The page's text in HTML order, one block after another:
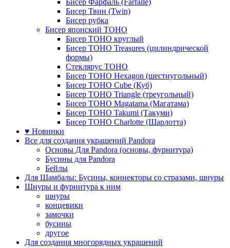
Бисер Фарфаль (Farfalle)
Бисер Твин (Twin)
Бисер рубка
Бисер японский TOHO
Бисер TOHO круглый
Бисер TOHO Treasures (цилиндрической
формы)
Стеклярус TOHO
Бисер TOHO Hexagon (шестиугольный)
Бисер TOHO Cube (Куб)
Бисер TOHO Triangle (треугольный)
Бисер TOHO Magatama (Магатама)
Бисер TOHO Takumi (Такуми)
Бисер TOHO Charlotte (Шарлотта)
♥ Новинки
Все для создания украшений Pandora
Основы Для Pandora (основы, фурнитура)
Бусины для Pandora
Бейлы
Для Шамбалы: Бусины, коннекторы со стразами, шнуры
Шнуры и фурнитура к ним
шнуры
концевики
замочки
бусины
другое
Для создания многорядных украшений